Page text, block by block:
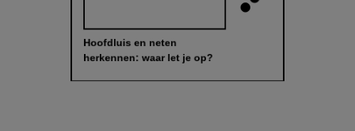
Hoofdluis en neten
herkennen: waar let je op?